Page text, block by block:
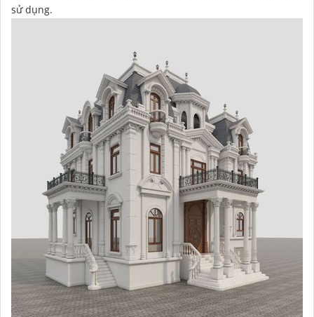
sử dụng.